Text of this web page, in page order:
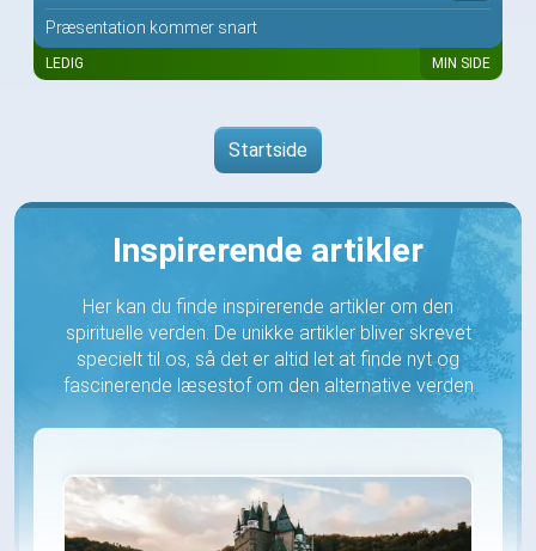
Præsentation kommer snart
LEDIG MIN SIDE
Startside
Inspirerende artikler
Her kan du finde inspirerende artikler om den
spirituelle verden. De unikke artikler bliver skrevet
specielt til os, så det er altid let at finde nyt og
fascinerende læsestof om den alternative verden